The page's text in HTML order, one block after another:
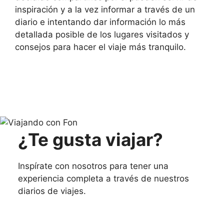
inspiración y a la vez informar a través de un
diario e intentando dar información lo más
detallada posible de los lugares visitados y
consejos para hacer el viaje más tranquilo.
¿Te gusta viajar?
Inspírate con nosotros para tener una
experiencia completa a través de nuestros
diarios de viajes.